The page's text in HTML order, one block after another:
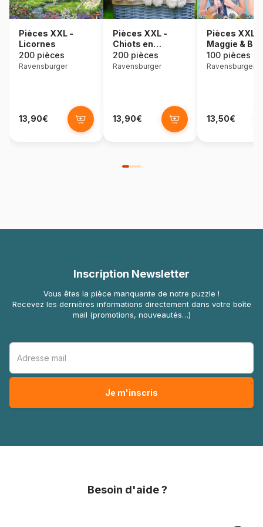
Pièces XXL -
Licornes
200 pièces
Ravensburger
13,90€
Pièces XXL -
Chiots en
Peluche
200 pièces
Ravensburger
13,90€
Pièces XXL -
Maggie &
100 pièces
Ravensburger
13,50€
Inscription Newsletter
Vous êtes la pièce manquante de notre puzzle !
Recevez les dernières informations directement dans votre boîte
mail (promotions, nouveautés…)
Besoin d'aide ?